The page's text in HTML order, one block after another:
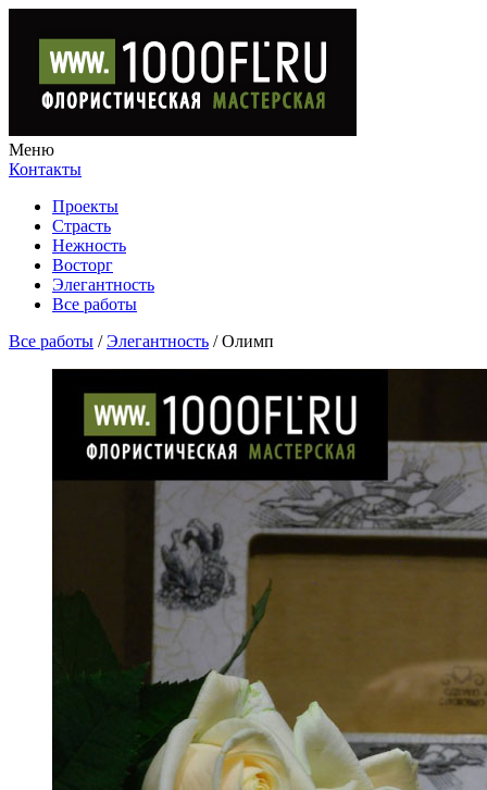
Меню
Контакты
Проекты
Страсть
Нежность
Восторг
Элегантность
Все работы
Все работы /Элегантность /Олимп